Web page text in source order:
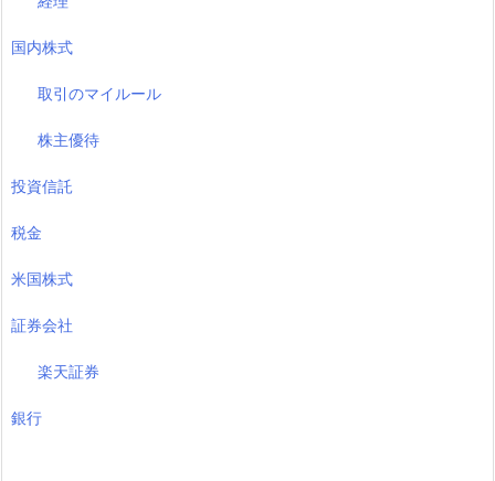
国内株式
取引のマイルール
株主優待
投資信託
税金
米国株式
証券会社
楽天証券
銀行